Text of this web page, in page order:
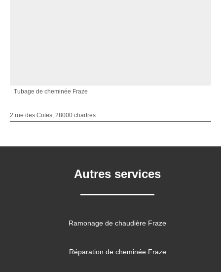
Tubage de cheminée Fraze
2 rue des Cotes, 28000 chartres
Autres services
Ramonage de chaudière Fraze
Réparation de cheminée Fraze